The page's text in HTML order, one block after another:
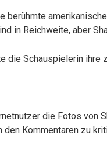
berühmte
in Reichweite, aber
die Schauspielerin ihre
die Fotos von
Kommentaren zu